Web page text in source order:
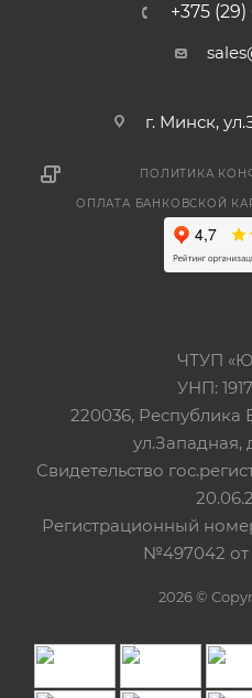
+375
г. Минск,
ПОЛИТИКА
ОПЛАТА БАНКОВСКОЙ
ЧТУП
УНП:
220036, Республика
ул.Западная,
Свидетельство
Регистрационный
№497042 от
2026 ©